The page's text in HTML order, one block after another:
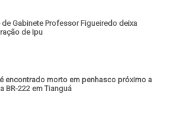
de Gabinete Professor Figueiredo deixa
de Ipu
encontrado morto em penhasco próximo a
BR-222 em Tianguá